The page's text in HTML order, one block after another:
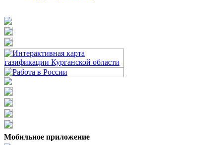
Мобильное приложение